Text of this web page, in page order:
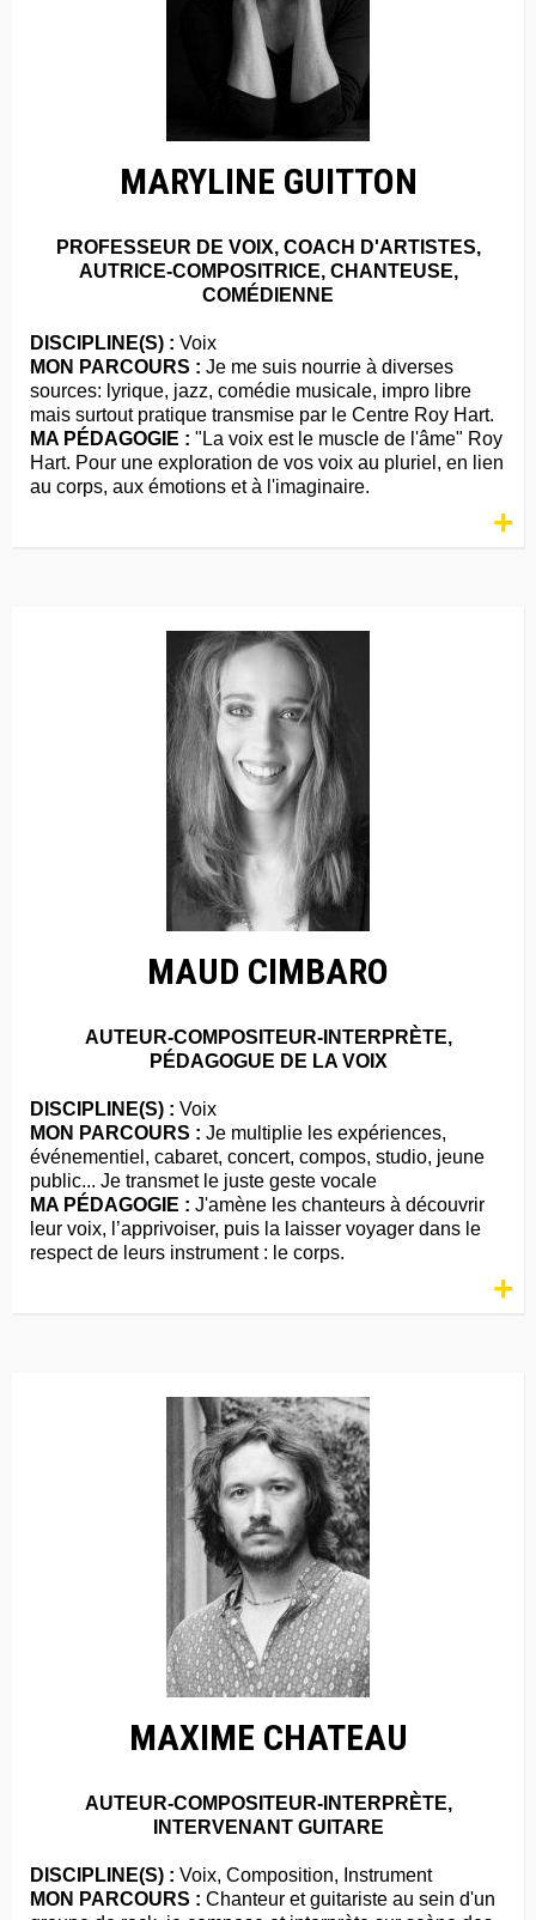
MARYLINE GUITTON
PROFESSEUR DE VOIX, COACH D'ARTISTES,
AUTRICE-COMPOSITRICE, CHANTEUSE,
COMÉDIENNE
DISCIPLINE(S) : Voix
MON PARCOURS : Je me suis nourrie à diverses
sources: lyrique, jazz, comédie musicale, impro libre
mais surtout pratique transmise par le Centre Roy Hart.
MA PÉDAGOGIE : "La voix est le muscle de l'âme" Roy
Hart. Pour une exploration de vos voix au pluriel, en lien
au corps, aux émotions et à l'imaginaire.
+
MAUD CIMBARO
AUTEUR-COMPOSITEUR-INTERPRÈTE,
PÉDAGOGUE DE LA VOIX
DISCIPLINE(S) : Voix
MON PARCOURS : Je multiplie les expériences,
événementiel, cabaret, concert, compos, studio, jeune
public... Je transmet le juste geste vocale
MA PÉDAGOGIE : J'amène les chanteurs à découvrir
leur voix, l’apprivoiser, puis la laisser voyager dans le
respect de leurs instrument : le corps.
+
MAXIME CHATEAU
AUTEUR-COMPOSITEUR-INTERPRÈTE,
INTERVENANT GUITARE
DISCIPLINE(S) : Voix, Composition, Instrument
MON PARCOURS : Chanteur et guitariste au sein d'un